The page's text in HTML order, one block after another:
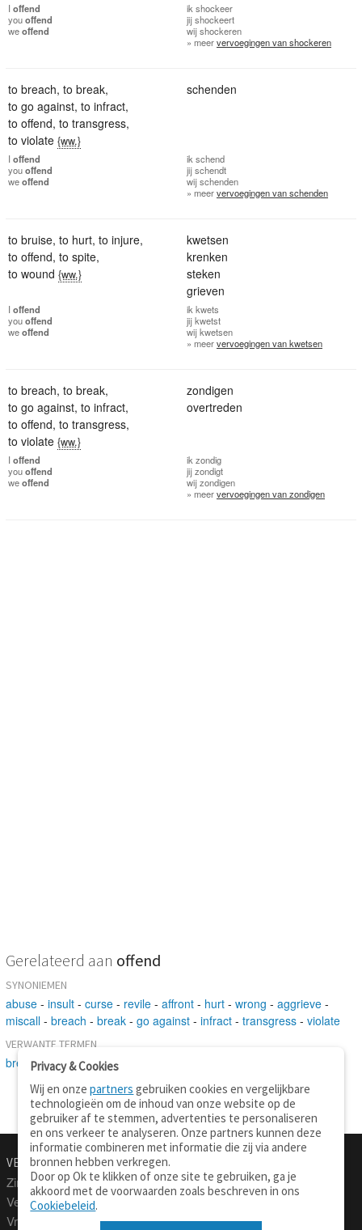
I offend
youoffend
weoffend
ik shockeer
jijshockeert
wijshockeren
» meervervoegingen van shockeren
to breach, to break,
to go against, to infract,
to offend, to transgress,
to violate {ww.}
schenden
I offend
youoffend
weoffend
ik schend
jijschendt
wijschenden
» meervervoegingen van schenden
to bruise, to hurt, to injure,
to offend, to spite,
to wound {ww.}
kwetsen
krenken
steken
grieven
I offend
youoffend
weoffend
ik kwets
jijkwetst
wijkwetsen
» meervervoegingen van kwetsen
to breach, to break,
to go against, to infract,
to offend, to transgress,
to violate {ww.}
zondigen
overtreden
I offend
youoffend
weoffend
ik zondig
jijzondigt
wijzondigen
» meervervoegingen van zondigen
Gerelateerd aan offend
SYNONIEMEN
abuse - insult - curse - revile - affront - hurt - wrong - aggrieve -
miscall - breach - break - go against - infract - transgress - violate
VERWANTE TERMEN
breach-do by-affect-
VERTALEN.NU
Zinnen vertalen
Verklarend woordenboek
Vraagbaak
Over deze site
Privacy
Privacy & Cookies
Wij en onzepartners gebruiken cookies en vergelijkbare
technologieën om de inhoud van onze website op de
gebruiker af te stemmen, advertenties te personaliseren
en ons verkeer te analyseren. Onze partners kunnen deze
informatie combineren met informatie die zij via andere
bronnen hebben verkregen.
Door op Ok te klikken of onze site te gebruiken, ga je
akkoord met de voorwaarden zoals beschreven in ons
Cookiebeleid.